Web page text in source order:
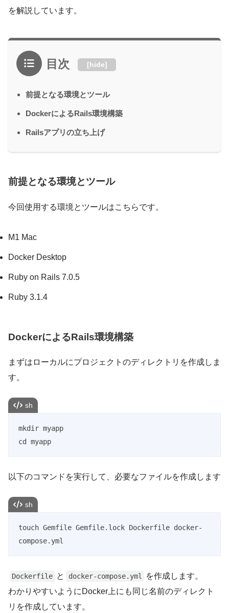
を解説しています。
目次 [hide]
前提となる環境とツール
DockerによるRails環境構築
Railsアプリの立ち上げ
前提となる環境とツール
今回使用する環境とツールはこちらです。
M1 Mac
Docker Desktop
Ruby on Rails 7.0.5
Ruby 3.1.4
DockerによるRails環境構築
まずはローカルにプロジェクトのディレクトリを作成しま
す。
sh
mkdir myapp
cd myapp
以下のコマンドを実行して、必要なファイルを作成します
sh
touch Gemfile Gemfile.lock Dockerfile docker-
compose.yml
Dockerfile と docker-compose.yml
を作成します。
わかりやすいようにDocker上にも同じ名前のディレクト
リを作成しています。